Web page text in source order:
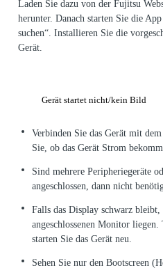
Laden Sie dazu von der Fujitsu
herunter. Danach starten Sie die
suchen“. Installieren Sie die
Gerät.
Gerät startet nicht/kein Bild
Verbinden Sie das Gerät mit
Sie, ob das Gerät Strom
Sind mehrere Peripheriegeräte
angeschlossen, dann nicht
Falls das Display schwarz bleibt,
angeschlossenen Monitor
starten Sie das Gerät neu.
Sehen Sie nur den Bootscreen